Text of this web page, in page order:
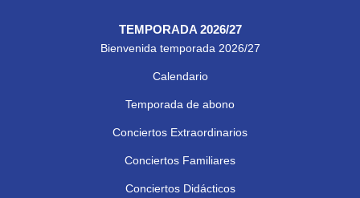
TEMPORADA 2026/27
Bienvenida temporada 2026/27
Calendario
Temporada de abono
Conciertos Extraordinarios
Conciertos Familiares
Conciertos Didácticos